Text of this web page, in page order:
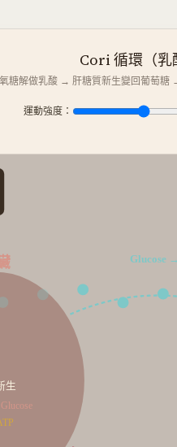
Cori 循環（乳
糖解做乳酸 → 肝糖質新生變回葡萄糖
運動強度：
生
Glucose →